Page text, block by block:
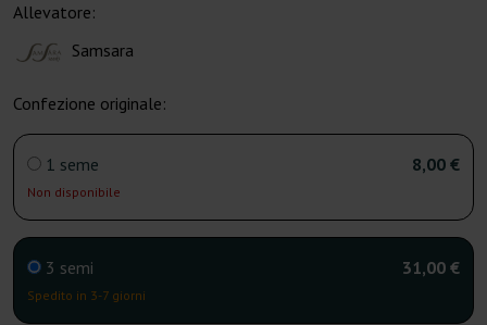
Allevatore:
Samsara
Confezione originale:
1 seme
Non disponibile
8,00 €
3 semi
Spedito in 3-7 giorni
31,00 €